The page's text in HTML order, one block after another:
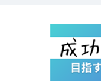
【職種】 ヘルパー・介護
福祉士実務者研修…続きを